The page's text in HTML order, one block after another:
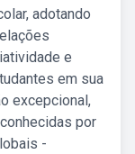
adotando
e
em sua
excepcional,
por
-